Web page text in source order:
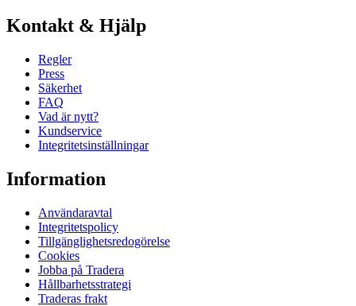
Kontakt & Hjälp
Regler
Press
Säkerhet
FAQ
Vad är nytt?
Kundservice
Integritetsinställningar
Information
Användaravtal
Integritetspolicy
Tillgänglighetsredogörelse
Cookies
Jobba på Tradera
Hållbarhetsstrategi
Traderas frakt